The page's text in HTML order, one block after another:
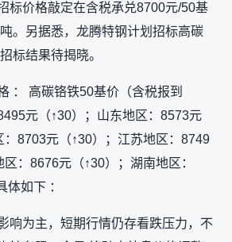
标价格敲定在含税承兑8700元/50基
。另据悉，龙腾特钢计划招标高碳
标结果待揭晓。
： 高碳铬铁50基价（含税报到
元（↑30）；山东地区：8573元
：8703元（↑30）；江苏地区：8749
：8676元（↑30）；湖南地区：
体如下 ：
响为主，短期行情仍存看跌压力，不